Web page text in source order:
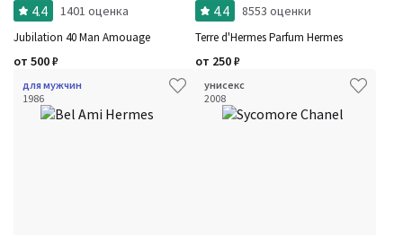
4.4 1401 оценка
Jubilation 40 Man Amouage
от 500₽
4.4 8553 оценки
Terre d'Hermes Parfum Hermes
от 250₽
для мужчин
1986
унисекс
2008